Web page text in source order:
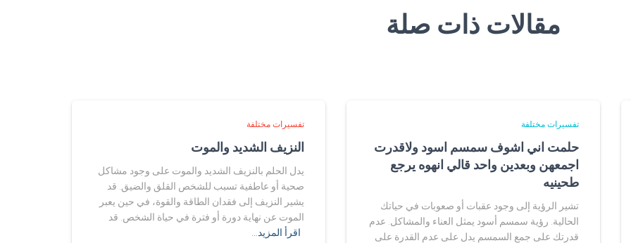
مقالات ذات صلة
تفسيرات مختلفة
حلمت اني اشوف سمسم اسود ولاقدرت
اجمعهن وبعدين واحد قالي انهوه يرجع
طحينيه
تشير الرؤية إلى وجود عقبات أو صعوبات في حياتك
الحالية. رؤية سمسم أسود يمثل العناء والمشاكل. عدم
قدرتك على جمع السمسم يدل على عدم القدرة على
تفسيرات مختلفة
النزيف الشديد والموت
يدل الحلم بالنزيف الشديد والموت على وجود مشاكل
صحية أو عاطفية تسبب للشخص القلق والضيق. قد
يشير النزيف إلى فقدان الطاقة والقوة، في حين يعبر
الموت عن نهاية دورة أو فترة في حياة الشخص. قد
اقرأ المزيد…